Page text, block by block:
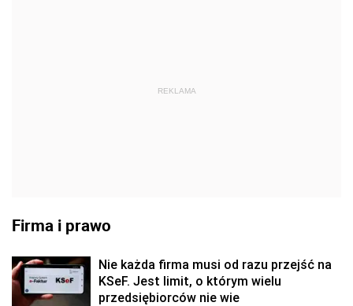
REKLAMA
Firma i prawo
Nie każda firma musi od razu przejść na
KSeF. Jest limit, o którym wielu
przedsiębiorców nie wie